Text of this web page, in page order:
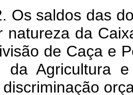
Os saldos das
natureza da
de Caça e
da Agricultura